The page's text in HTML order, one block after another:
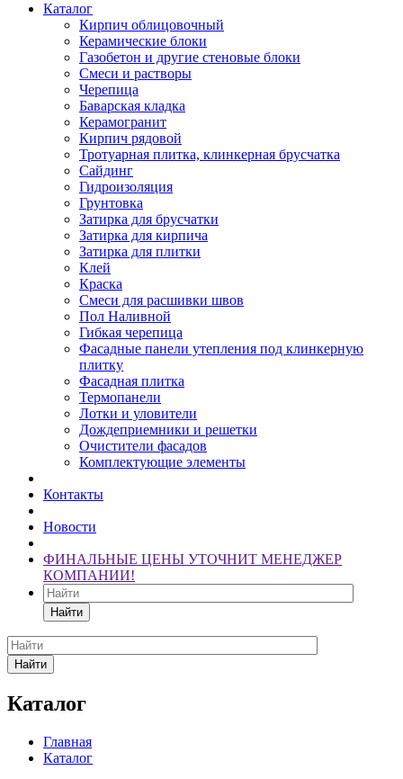
Каталог
Кирпич облицовочный
Керамические блоки
Газобетон и другие стеновые блоки
Смеси и растворы
Черепица
Баварская кладка
Керамогранит
Кирпич рядовой
Тротуарная плитка, клинкерная брусчатка
Сайдинг
Гидроизоляция
Грунтовка
Затирка для брусчатки
Затирка для кирпича
Затирка для плитки
Клей
Краска
Смеси для расшивки швов
Пол Наливной
Гибкая черепица
Фасадные панели утепления под клинкерную
плитку
Фасадная плитка
Термопанели
Лотки и уловители
Дождеприемники и решетки
Очистители фасадов
Комплектующие элементы
Контакты
Новости
ФИНАЛЬНЫЕ ЦЕНЫ УТОЧНИТ МЕНЕДЖЕР
КОМПАНИИ!
Найти
Найти
Каталог
Главная
Каталог